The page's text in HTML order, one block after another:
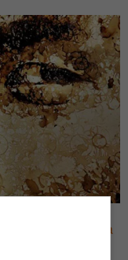
a las que el paro ha